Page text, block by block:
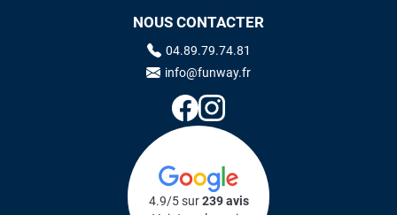
NOUS CONTACTER
04.89.79.74.81
info@funway.fr
4.9/5 sur239 avis